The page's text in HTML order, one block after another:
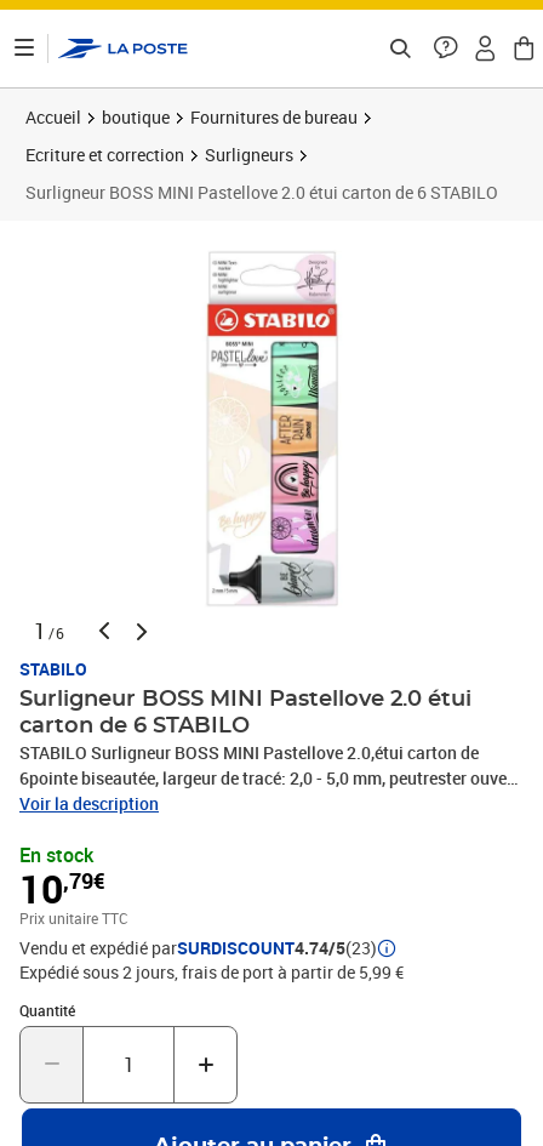
Accueil boutique
Fournitures de bureau
Ecriture et correction
Surligneurs
Surligneur BOSS MINI Pastellove 2.0 étui carton de 6 STABILO
1 /6
STABILO
Surligneur BOSS MINI Pastellove 2.0 étui
carton de 6 STABILO
STABILO Surligneur BOSS MINI Pastellove 2.0,étui carton de
6pointe biseautée, largeur de tracé: 2,0 - 5,0 mm, peutrester ouvert
jusqu'à 4 heures sans sécher, encre à based'eau, corps imprimé
Voir la description
En stock
10,79€
Prix unitaire TTC
Vendu et expédié parSURDISCOUNT4.74/5(23)
Expédié sous 2 jours, frais de port à partir de 5,99 €
Quantité
Quantité : 1